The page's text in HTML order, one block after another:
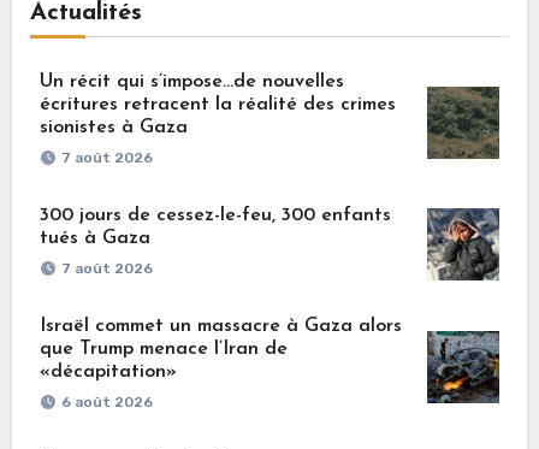
Actualités
Un récit qui s’impose…de nouvelles
écritures retracent la réalité des crimes
sionistes à Gaza
7 août 2026
300 jours de cessez-le-feu, 300 enfants
tués à Gaza
7 août 2026
Israël commet un massacre à Gaza alors
que Trump menace l’Iran de
«décapitation»
6 août 2026